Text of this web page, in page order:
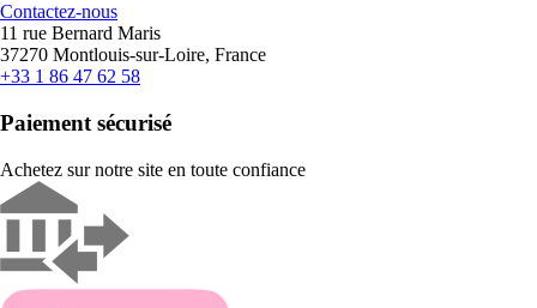
Contactez-nous
11 rue Bernard Maris
37270 Montlouis-sur-Loire, France
+33 1 86 47 62 58
Paiement sécurisé
Achetez sur notre site en toute confiance